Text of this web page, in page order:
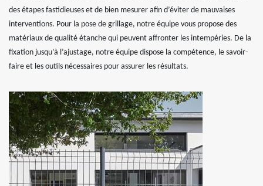
des étapes fastidieuses et de bien mesurer afin d’éviter de mauvaises
interventions. Pour la pose de grillage, notre équipe vous propose des
matériaux de qualité étanche qui peuvent affronter les intempéries. De la
fixation jusqu’à l’ajustage, notre équipe dispose la compétence, le savoir-
faire et les outils nécessaires pour assurer les résultats.